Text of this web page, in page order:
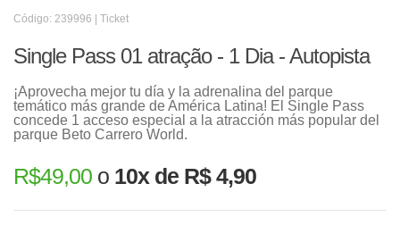
Código: 239996 | Ticket
Single Pass 01 atração - 1 Dia - Autopista
¡Aprovecha mejor tu día y la adrenalina del parque
temático más grande de América Latina! El Single Pass
concede 1 acceso especial a la atracción más popular del
parque Beto Carrero World.
R$49,00 o 10x de R$ 4,90